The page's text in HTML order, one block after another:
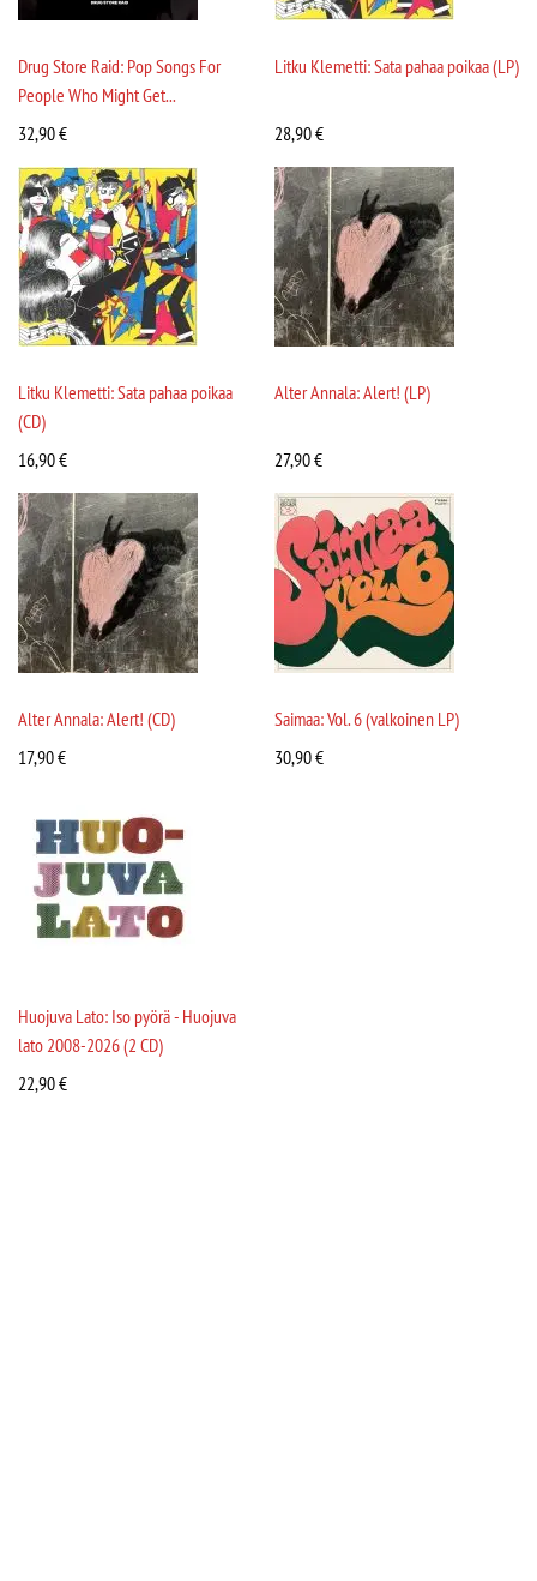
Drug Store Raid: Pop Songs For
People Who Might Get...
32,90€
Litku Klemetti: Sata pahaa poikaa (LP)
28,90€
Litku Klemetti: Sata pahaa poikaa
(CD)
16,90€
Alter Annala: Alert! (LP)
27,90€
Alter Annala: Alert! (CD)
17,90€
Saimaa: Vol. 6 (valkoinen LP)
30,90€
Huojuva Lato: Iso pyörä - Huojuva
lato 2008-2026 (2 CD)
22,90€